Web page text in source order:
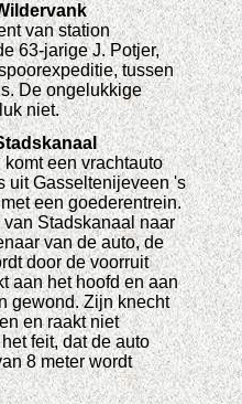
van station
63-jarige J. Potjer,
tussen
De ongelukkige
niet.
een vrachtauto
uit Gasseltenijeveen 's
een goederentrein.
Stadskanaal naar
van de auto, de
door de voorruit
aan het hoofd en aan
gewond. Zijn knecht
en raakt niet
feit, dat de auto
8 meter wordt